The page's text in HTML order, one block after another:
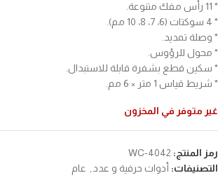
* 11 رأس مفك متنوعة.
* 4 سوكتات (6، 7، 8، 10 مم).
* وصلة تمديد.
* محول للرؤوس.
* سكين قطع بشفرة قابلة للاستبدال.
* شريط قياس 1 متر × 6 مم.
غير متوفر في المخزون
رمز المنتج: WC-4042
التصنيفات: أدوات حرفية و عدد عام